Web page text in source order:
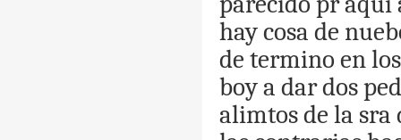
haycosa de
de termino enlos
boya dardos
alimtosde la sra